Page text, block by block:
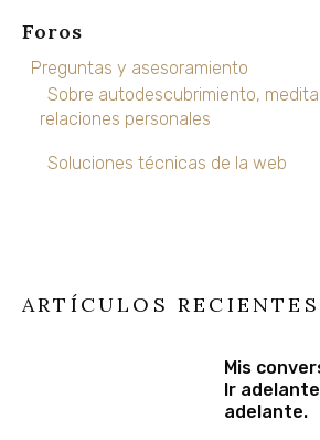
Foros
Preguntas y asesoramiento
Sobre autodescubrimiento,
relaciones personales
Soluciones técnicas de la web
ARTÍCULOS RECIENTES
Mis
Ir
adelante.